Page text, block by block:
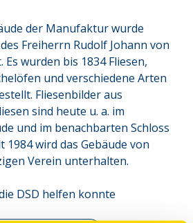
der Manufaktur wurde
Freiherrn Rudolf Johann von
wurden bis 1834 Fliesen,
und verschiedene Arten
Fliesenbilder aus
sind heute u. a. im
und im benachbarten Schloss
1984 wird das Gebäude von
Verein unterhalten.
DSD helfen konnte